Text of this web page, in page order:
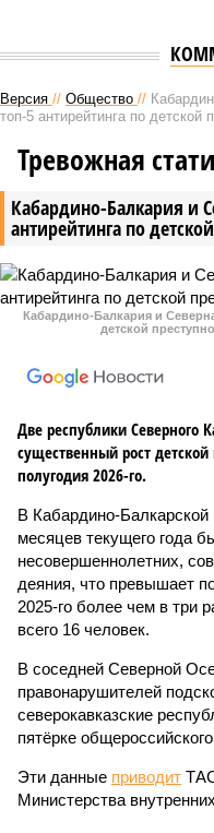
Версия // Общество //
топ-5 антирейтинга по детской
Кабардино-Балкария и
антирейтинга по
Тревожная
Кабардино-Балкария и
детской
Две республики Северного
существенный рост детской
полугодия 2026-го.
В Кабардино-
месяцев текущего года
несовершеннолетних,
деяния, что превышает
2025-го более чем в три
всего 16 человек.
В соседней Северной
правонарушителей
северокавказские
пятёрке
Эти данные приводит
Министерства